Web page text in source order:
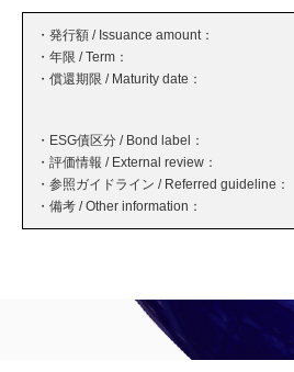
・発行額 / Issuance amount：
・年限 / Term：
・償還期限 / Maturity date：
・ESG債区分 / Bond label：
・評価情報 / External review：
・参照ガイドライン / Referred guideline：
・備考 / Other information：